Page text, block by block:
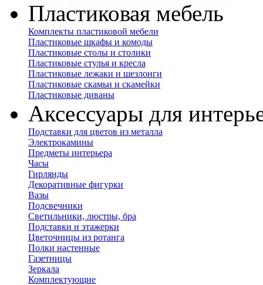
Пластиковая мебель
Комплекты пластиковой мебели
Пластиковые шкафы и комоды
Пластиковые столы и столики
Пластиковые стулья и кресла
Пластиковые лежаки и шезлонги
Пластиковые скамьи и скамейки
Пластиковые диваны
Аксессуары для
Подставки для цветов из металла
Электрокамины
Предметы интерьера
Часы
Гирлянды
Декоративные фигурки
Вазы
Подсвечники
Светильники, люстры, бра
Подставки и этажерки
Цветочницы из ротанга
Полки настенные
Газетницы
Зеркала
Комплектующие